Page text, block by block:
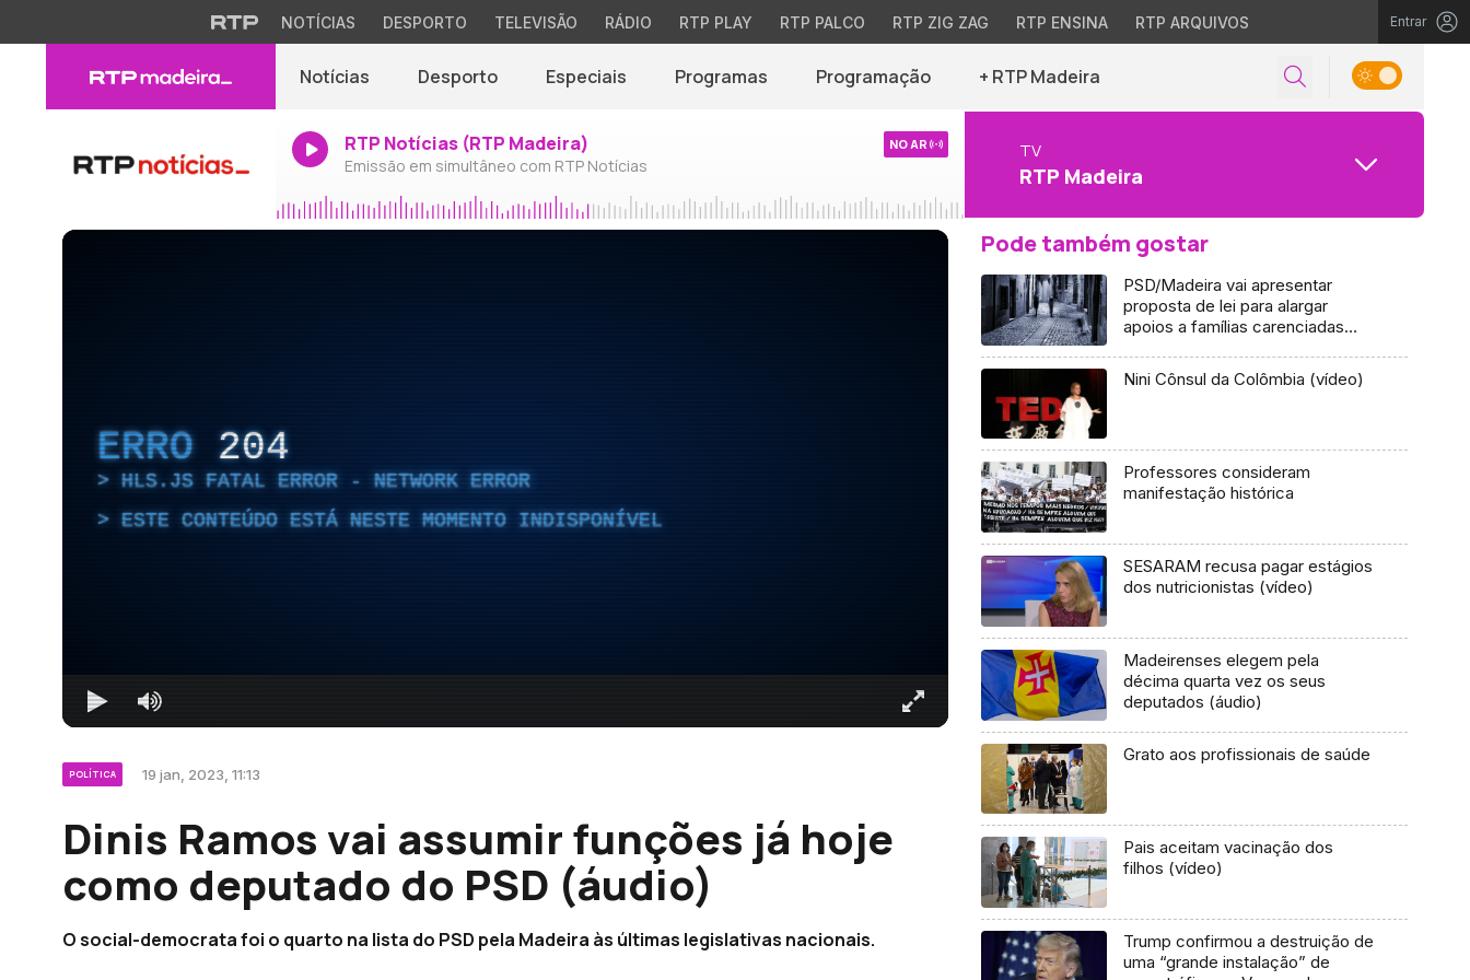
NOTÍCIAS DESPORTO TELEVISÃO RÁDIO RTP PLAY RTP PALCO RTP ZIG ZAG RTP ENSINA RTP ARQUIVOS Entrar
Notícias Desporto Especiais Programas Programação + RTP Madeira
RTP Notícias (RTP Madeira)
Emissão em simultâneo com RTP Notícias
NO AR TV
RTP Madeira
ERRO 204
HLS.JS FATAL ERROR - NETWORK ERROR
ESTE CONTEÚDO ESTÁ NESTE MOMENTO INDISPONÍVEL
POLÍTICA 19 jan, 2023, 11:13
Dinis Ramos vai assumir funções já hoje
como deputado do PSD (áudio)
O social-democrata foi o quarto na lista do PSD pela Madeira às últimas legislativas nacionais.
Pode também gostar
PSD/Madeira vai apresentar
proposta de lei para alargar
apoios a famílias carenciadas
Nini Cônsul da Colômbia (vídeo)
Professores consideram
manifestação histórica
SESARAM recusa pagar estágios
dos nutricionistas (vídeo)
Madeirenses elegem pela
décima quarta vez os seus
deputados (áudio)
Grato aos profissionais de saúde
Pais aceitam vacinação dos
filhos (vídeo)
Trump confirmou a destruição de
uma “grande instalação” de